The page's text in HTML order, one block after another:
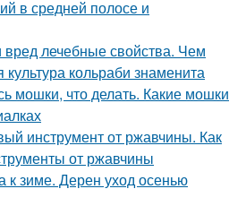
в средней полосе и
вред лечебные свойства. Чем
культура кольраби знаменита
мошки, что делать. Какие мошки
инструмент от ржавчины. Как
от ржавчины
к зиме. Дерен уход осенью